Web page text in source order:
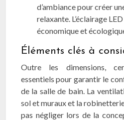
d’ambiance pour créer
relaxante. L’éclairage
économique et
Éléments clés à
Outre les dimensions,
essentiels pour garantir le
de la salle de bain. La
sol et muraux et la
pas négliger lors de la